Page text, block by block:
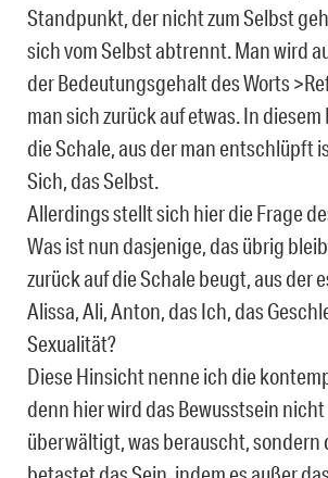
Standpunkt, der nicht zum Selbst
sich vom Selbst abtrennt. Man wird
der Bedeutungsgehalt des Worts
man sich zurück auf etwas. In diesem
die Schale, aus der man entschlüpft
Sich, das Selbst.
Allerdings stellt sich hier die Frage
Was ist nun dasjenige, das übrig
zurück auf die Schale beugt, aus der
Alissa, Ali, Anton, das Ich, das
Sexualität?
Diese Hinsicht nenne ich die
denn hier wird das Bewusstsein nicht
überwältigt, was berauscht, sondern